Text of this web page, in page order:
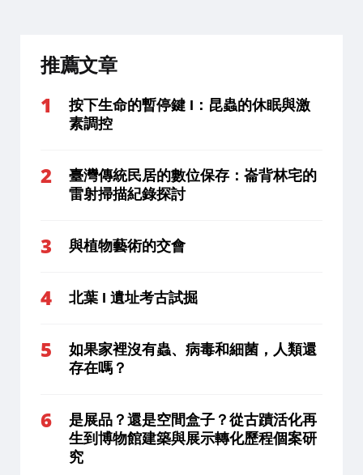
推薦文章
按下生命的暫停鍵 I：昆蟲的休眠與激
素調控
臺灣傳統民居的數位保存：崙背林宅的
雷射掃描紀錄探討
與植物藝術的交會
北葉 I 遺址考古試掘
如果家裡沒有蟲、病毒和細菌，人類還
存在嗎？
是展品？還是空間盒子？從古蹟活化再
生到博物館建築與展示轉化歷程個案研
究